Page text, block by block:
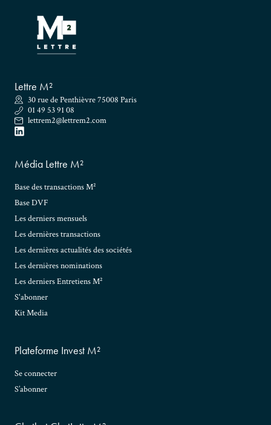
Lettre M²
30 rue de Penthièvre 75008 Paris
01 49 53 91 08
lettrem2@lettrem2.com
Média Lettre M²
Base des transactions M²
Base DVF
Les derniers mensuels
Les dernières transactions
Les dernières actualités des sociétés
Les dernières nominations
Les derniers Entretiens M²
S'abonner
Kit Media
Plateforme Invest M²
Se connecter
S’abonner